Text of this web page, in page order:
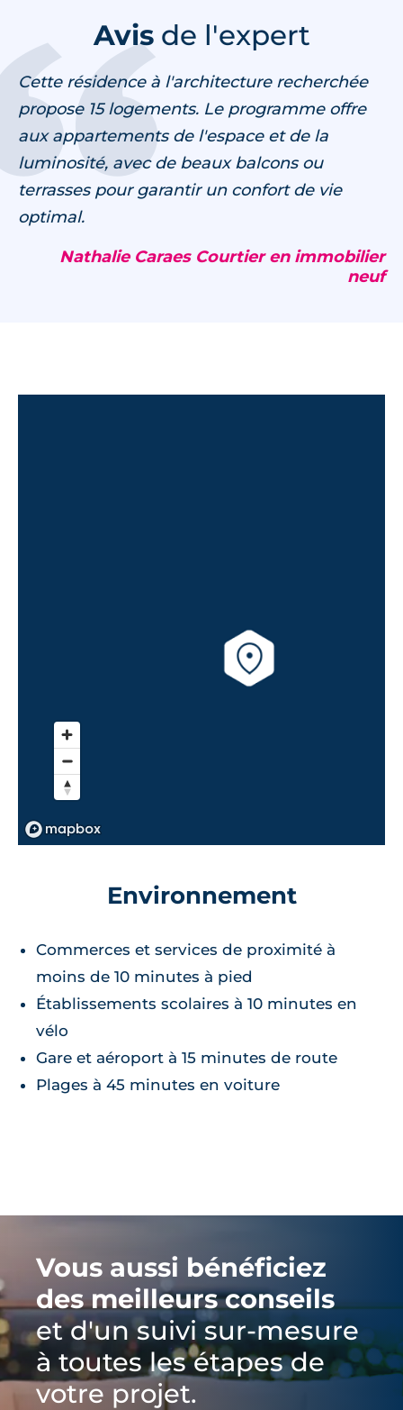
Avisde l'expert
Cette résidence à l'architecture recherchée
propose 15 logements. Le programme offre
aux appartements de l'espace et de la
luminosité, avec de beaux balcons ou
terrasses pour garantir un confort de vie
optimal.
Nathalie Caraes Courtier en immobilier
neuf
Environnement
Commerces et services de proximité à
moins de 10 minutes à pied
Établissements scolaires à 10 minutes en
vélo
Gare et aéroport à 15 minutes de route
Plages à 45 minutes en voiture
Vous aussi bénéficiez
des meilleurs conseils
et d'un suivi sur-mesure
à toutes les étapes de
votre projet.